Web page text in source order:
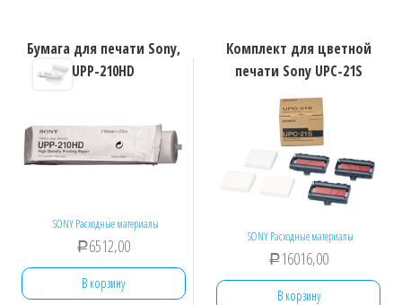
Бумага для печати Sony,
UPP-210HD
SONY Расходные материалы
Р6512,00
В корзину
Комплект для цветной
печати Sony UPC-21S
SONY Расходные материалы
Р 16016,00
В корзину